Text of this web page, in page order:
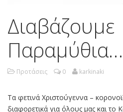
Διαβάζουμε
Παραμύθια…
Προτάσεις 0 karkinaki
Τα φετινά Χριστούγεννα –
διαφορετικά για όλους μας και το